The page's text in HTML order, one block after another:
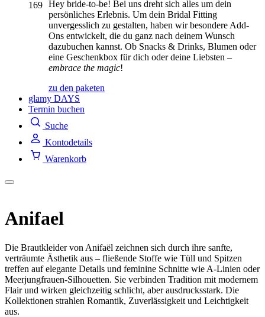
Hey bride-to-be! Bei uns dreht sich alles um dein
persönliches Erlebnis. Um dein Bridal Fitting
unvergesslich zu gestalten, haben wir besondere Add-
Ons entwickelt, die du ganz nach deinem Wunsch
dazubuchen kannst. Ob Snacks & Drinks, Blumen oder
eine Geschenkbox für dich oder deine Liebsten –
embrace the magic!
zu den paketen
glamy DAYS
Termin buchen
Suche
Kontodetails
Warenkorb
Anifael
Die Brautkleider von Anifaël zeichnen sich durch ihre sanfte,
verträumte Ästhetik aus – fließende Stoffe wie Tüll und Spitzen
treffen auf elegante Details und feminine Schnitte wie A-Linien oder
Meerjungfrauen-Silhouetten. Sie verbinden Tradition mit modernem
Flair und wirken gleichzeitig schlicht, aber ausdrucksstark. Die
Kollektionen strahlen Romantik, Zuverlässigkeit und Leichtigkeit
aus.